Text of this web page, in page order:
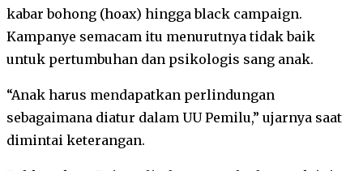
kabar bohong (hoax) hingga black campaign.
Kampanye semacam itu menurutnya tidak baik
untuk pertumbuhan dan psikologis sang anak.
“Anak harus mendapatkan perlindungan
sebagaimana diatur dalam UU Pemilu,” ujarnya saat
dimintai keterangan.